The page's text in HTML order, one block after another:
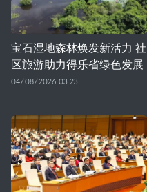
宝石湿地森林焕发新活力 社
区旅游助力得乐省绿色发展
04/08/2026 03:23